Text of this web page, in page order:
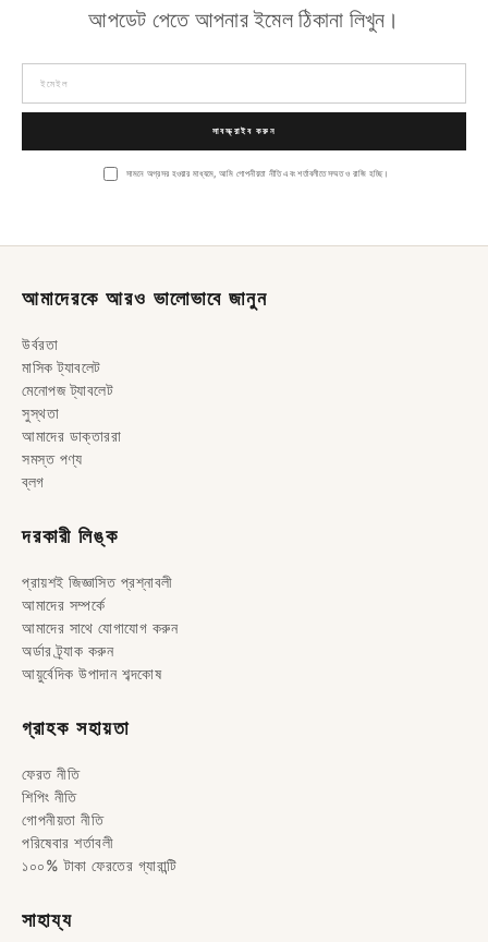
আপডেট পেতে আপনার ইমেল ঠিকানা লিখুন।
সাবস্ক্রাইব করুন
সামনে অগ্রসর হওয়ার মাধ্যমে, আমি গোপনীয়তা নীতি এবং শর্তাবলীতে সম্মত ও রাজি হচ্ছি।
আমাদেরকে আরও ভালোভাবে জানুন
উর্বরতা
মাসিক ট্যাবলেট
মেনোপজ ট্যাবলেট
সুস্থতা
আমাদের ডাক্তাররা
সমস্ত পণ্য
ব্লগ
দরকারী লিঙ্ক
প্রায়শই জিজ্ঞাসিত প্রশ্নাবলী
আমাদের সম্পর্কে
আমাদের সাথে যোগাযোগ করুন
অর্ডার ট্র্যাক করুন
আয়ুর্বেদিক উপাদান শব্দকোষ
গ্রাহক সহায়তা
ফেরত নীতি
শিপিং নীতি
গোপনীয়তা নীতি
পরিষেবার শর্তাবলী
১০০% টাকা ফেরতের গ্যারান্টি
সাহায্য